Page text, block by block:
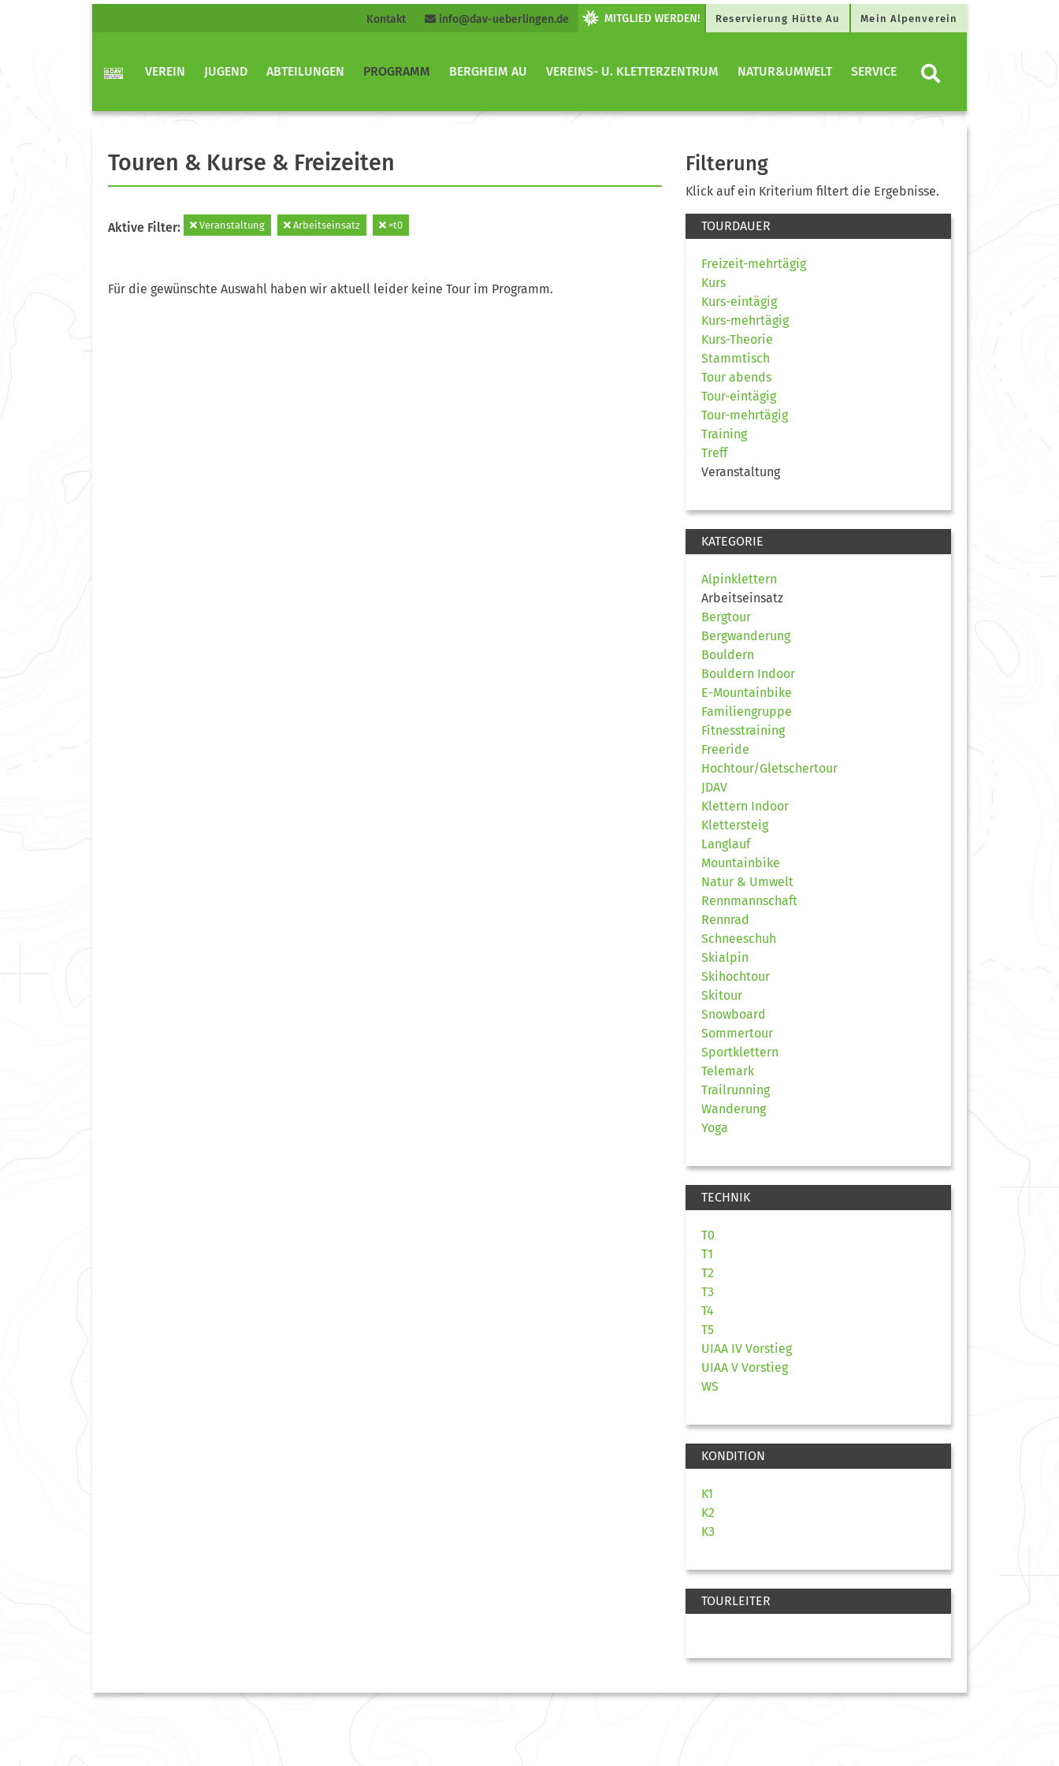
Kontakt info@dav-ueberlingen.de Reservierung Hütte Au Mein Alpenverein
VEREIN JUGEND ABTEILUNGEN PROGRAMM BERGHEIM AU VEREINS- U. KLETTERZENTRUM NATUR&UMWELT SERVICE
Touren & Kurse & Freizeiten
Aktive Filter: Veranstaltung Arbeitseinsatz =t0
Für die gewünschte Auswahl haben wir aktuell leider keine Tour im Programm.
Filterung
Klick auf ein Kriterium filtert die Ergebnisse.
TOURDAUER
Freizeit-mehrtägig
Kurs
Kurs-eintägig
Kurs-mehrtägig
Kurs-Theorie
Stammtisch
Tour abends
Tour-eintägig
Tour-mehrtägig
Training
Treff
Veranstaltung
KATEGORIE
Alpinklettern
Arbeitseinsatz
Bergtour
Bergwanderung
Bouldern
Bouldern Indoor
E-Mountainbike
Familiengruppe
Fitnesstraining
Freeride
Hochtour/Gletschertour
JDAV
Klettern Indoor
Klettersteig
Langlauf
Mountainbike
Natur & Umwelt
Rennmannschaft
Rennrad
Schneeschuh
Skialpin
Skihochtour
Skitour
Snowboard
Sommertour
Sportklettern
Telemark
Trailrunning
Wanderung
Yoga
TECHNIK
T0
T1
T2
T3
T4
T5
UIAA IV Vorstieg
UIAA V Vorstieg
WS
KONDITION
K1
K2
K3
TOURLEITER